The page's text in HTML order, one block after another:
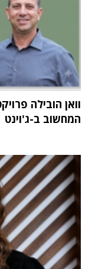
המחשוב ב-ג'וינט